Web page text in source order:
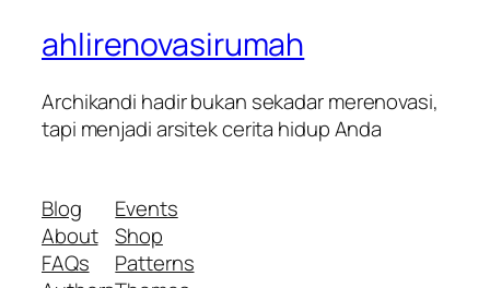
ahlirenovasirumah
Archikandi hadir bukan sekadar merenovasi,
tapi menjadi arsitek cerita hidup Anda
Blog
About
FAQs
Events
Shop
Patterns